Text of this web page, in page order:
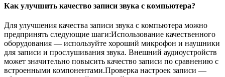
Как улучшить качество записи звука с компьютера?
Для улучшения качества записи звука с компьютера можно
предпринять следующие шаги:Использование качественного
оборудования — используйте хороший микрофон и наушники
для записи и прослушивания звука. Внешний аудиоустройств
может значительно повысить качество записи по сравнению с
встроенными компонентами.Проверка настроек записи —